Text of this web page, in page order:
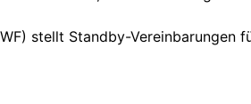
stellt Standby-Vereinbarungen